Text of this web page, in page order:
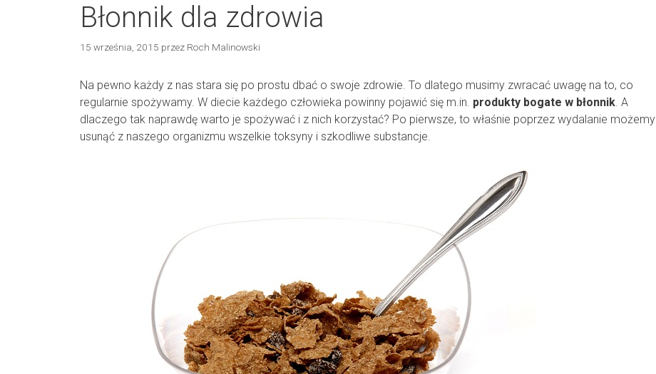
Błonnik dla zdrowia
15 września, 2015 przez Roch Malinowski
Na pewno każdy z nas stara się po prostu dbać o swoje zdrowie. To dlatego musimy zwracać uwagę na to, co
regularnie spożywamy. W diecie każdego człowieka powinny pojawić się m.in. produkty bogate w błonnik. A
dlaczego tak naprawdę warto je spożywać i z nich korzystać? Po pierwsze, to właśnie poprzez wydalanie możemy
usunąć z naszego organizmu wszelkie toksyny i szkodliwe substancje.